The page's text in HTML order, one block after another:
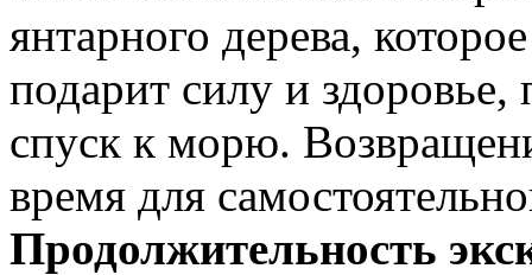
янтарного дерева,
подарит силу и
спуск к морю.
время для
Продолжительность